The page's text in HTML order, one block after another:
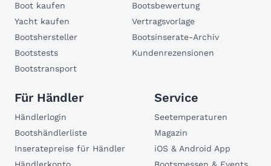
Boot kaufen
Yacht kaufen
Bootshersteller
Bootstests
Bootstransport
Bootsbewertung
Vertragsvorlage
Bootsinserate-Archiv
Kundenrezensionen
Für Händler
Händlerlogin
Bootshändlerliste
Inseratepreise für Händler
Service
Seetemperaturen
Magazin
iOS & Android App